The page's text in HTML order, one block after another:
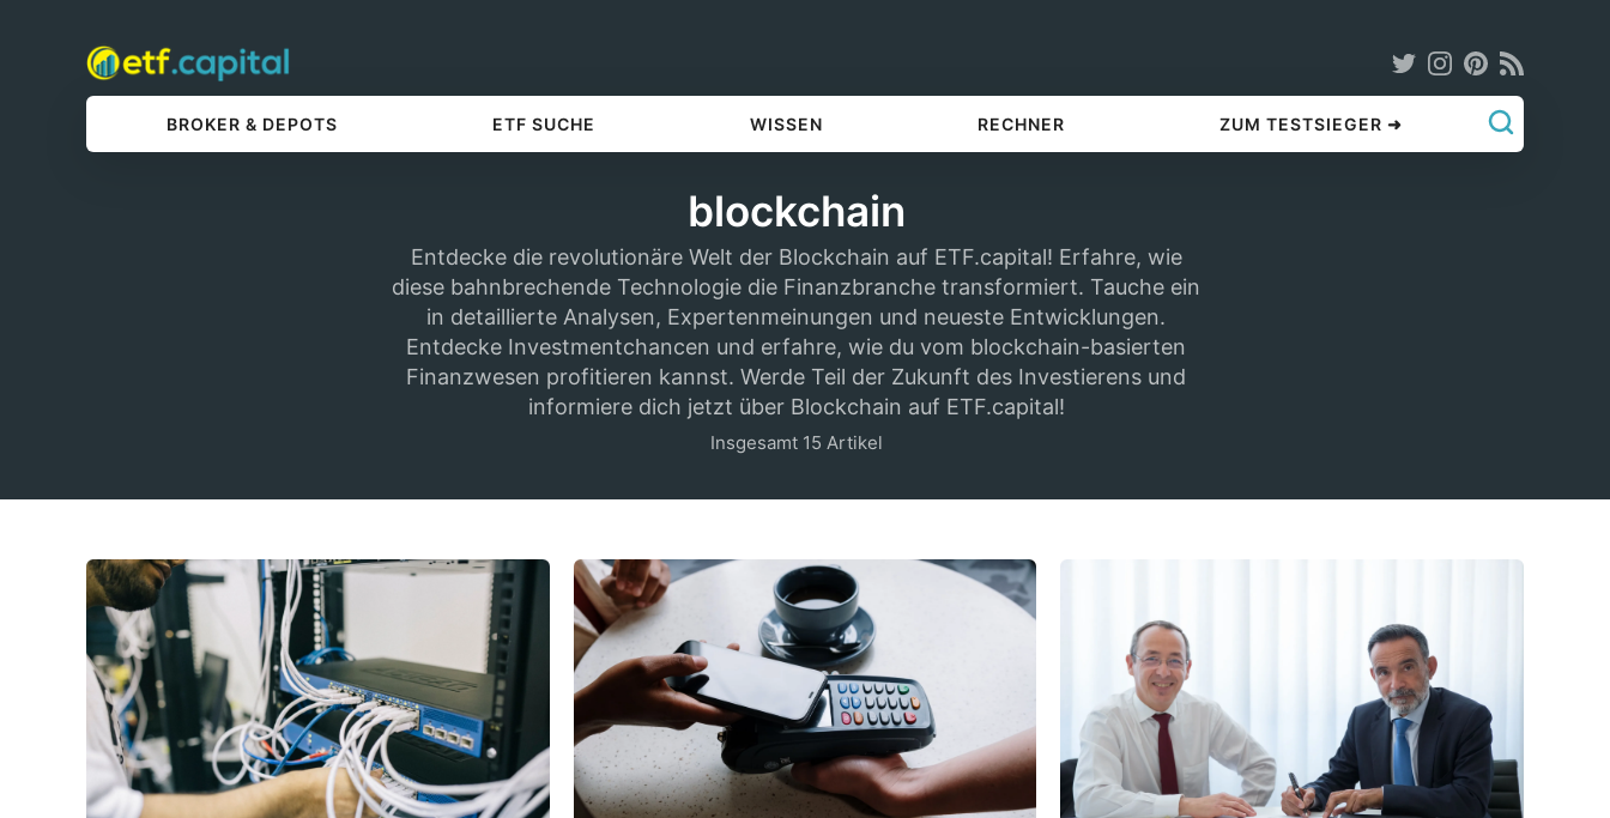
BROKER & DEPOTS ETF SUCHE WISSEN RECHNER ZUM TESTSIEGER ➜
blockchain
Entdecke die revolutionäre Welt der Blockchain auf ETF.capital! Erfahre, wie
diese bahnbrechende Technologie die Finanzbranche transformiert. Tauche ein
in detaillierte Analysen, Expertenmeinungen und neueste Entwicklungen.
Entdecke Investmentchancen und erfahre, wie du vom blockchain-basierten
Finanzwesen profitieren kannst. Werde Teil der Zukunft des Investierens und
informiere dich jetzt über Blockchain auf ETF.capital!
Insgesamt 15 Artikel